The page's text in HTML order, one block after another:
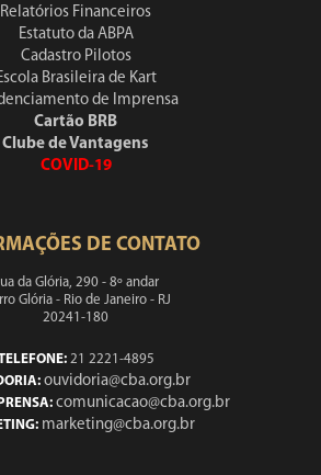
Relatórios Financeiros
Estatuto da ABPA
Cadastro Pilotos
Brasileira de Kart
de Imprensa
Cartão BRB
Clube de Vantagens
COVID-19
DE CONTATO
da Glória, 290 - 8º andar
Glória - Rio de Janeiro - RJ
20241-180
21 2221-4895
ouvidoria@cba.org.br
comunicacao@cba.org.br
marketing@cba.org.br